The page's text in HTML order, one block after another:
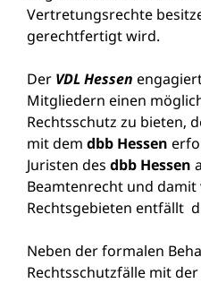
Vertretungsrechte
gerechtfertigt wird.
Der VDL Hessen
Mitgliedern einen
Rechtsschutz zu bieten,
mit dem dbb Hessen
Juristen des dbb Hessen
Beamtenrecht und
Rechtsgebieten entfällt
Neben der formalen
Rechtsschutzfälle mit